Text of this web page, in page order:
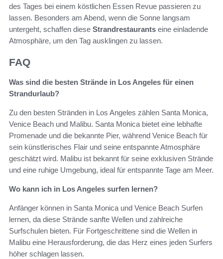
des Tages bei einem köstlichen Essen Revue passieren zu
lassen. Besonders am Abend, wenn die Sonne langsam
untergeht, schaffen diese Strandrestaurants eine einladende
Atmosphäre, um den Tag ausklingen zu lassen.
FAQ
Was sind die besten Strände in Los Angeles für einen
Strandurlaub?
Zu den besten Stränden in Los Angeles zählen Santa Monica,
Venice Beach und Malibu. Santa Monica bietet eine lebhafte
Promenade und die bekannte Pier, während Venice Beach für
sein künstlerisches Flair und seine entspannte Atmosphäre
geschätzt wird. Malibu ist bekannt für seine exklusiven Strände
und eine ruhige Umgebung, ideal für entspannte Tage am Meer.
Wo kann ich in Los Angeles surfen lernen?
Anfänger können in Santa Monica und Venice Beach Surfen
lernen, da diese Strände sanfte Wellen und zahlreiche
Surfschulen bieten. Für Fortgeschrittene sind die Wellen in
Malibu eine Herausforderung, die das Herz eines jeden Surfers
höher schlagen lassen.